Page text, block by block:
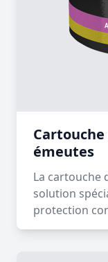
émeutes
La cartouche
solution
protection